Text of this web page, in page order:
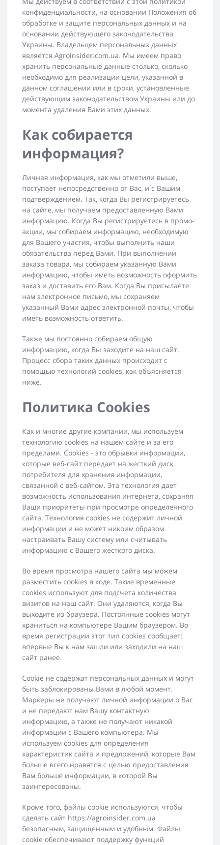
конфиденциальности, на основании Положения об
обработке и защите персональных данных и на
основании действующего законодательства
Украины. Владельцем персональных данных
является Agroinsider.com.ua. Мы имеем право
хранить персональные данные столько, сколько
необходимо для реализации цели, указанной в
данном соглашении или в сроки, установленные
действующим законодательством Украины или до
момента удаления Вами этих данных.
Как собирается
информация?
Личная информация, как мы отметили выше,
поступает непосредственно от Вас, и с Вашим
подтверждением. Так, когда Вы регистрируетесь
на сайте, мы получаем предоставленную Вами
информацию. Когда Вы регистрируетесь в промо-
акции, мы собираем информацию, необходимую
для Вашего участия, чтобы выполнить наши
обязательства перед Вами. При выполнении
заказа товара, мы собираем указанную Вами
информацию, чтобы иметь возможность оформить
заказ и доставить его Вам. Когда Вы присылаете
нам электронное письмо, мы сохраняем
указанный Вами адрес электронной почты, чтобы
иметь возможность ответить.
Также мы постоянно собираем общую
информацию, когда Вы заходите на наш сайт.
Процесс сбора таких данных происходит с
помощью технологий cookies, как объясняется
ниже.
Политика Cookies
Как и многие другие компании, мы используем
технологию cookies на нашем сайте и за его
пределами. Cookies - это обрывки информации,
которые веб-сайт передает на жесткий диск
потребителя для хранения информации,
связанной с веб-сайтом. Эта технология дает
возможность использования интернета, сохраняя
Ваши приоритеты при просмотре определенного
сайта. Технология cookies не содержит личной
информации и не может никоим образом
настраивать Вашу систему или считывать
информацию с Вашего жесткого диска.
Во время просмотра нашего сайта мы можем
разместить cookies в коде. Такие временные
cookies используют для подсчета количества
визитов на наш сайт. Они удаляются, когда Вы
выходите из браузера. Постоянные cookies могут
храниться на компьютере Вашим браузером. Во
время регистрации этот тип cookies сообщает:
впервые Вы к нам зашли или заходили на наш
сайт ранее.
Cookie не содержат персональных данных и могут
быть заблокированы Вами в любой момент.
Маркеры не получают личной информации о Вас
и не передают нам Вашу контактную
информацию, а также не получают никакой
информации с Вашего компьютера. Мы
используем cookies для определения
характеристик сайта и предложений, которые Вам
больше всего нравятся с целью предоставления
Вам больше информации, в которой Вы
заинтересованы.
Кроме того, файлы cookie используются, чтобы
сделать сайт https://agroinsider.com.ua
безопасным, защищенным и удобным. Файлы
cookie обеспечивают поддержку функций